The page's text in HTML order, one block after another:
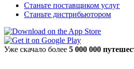
Станьте поставщиком услуг
Станьте дистрибьютором
Уже скачало более 5 000 000